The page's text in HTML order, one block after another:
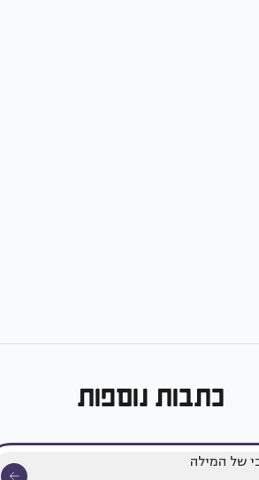
כתבות נוספות